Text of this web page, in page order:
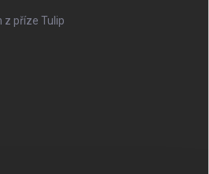
z příze Tulip